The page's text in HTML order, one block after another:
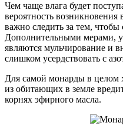
Чем чаще влага будет
вероятность
важно следить за тем, чтобы
Дополнительными мерами,
являются мульчирование и
слишком усердствовать с
Для самой монарды в целом
из обитающих в земле
корнях эфирного масла.